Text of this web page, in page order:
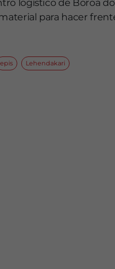
logístico de Boroa
para hacer
epis Lehendakari